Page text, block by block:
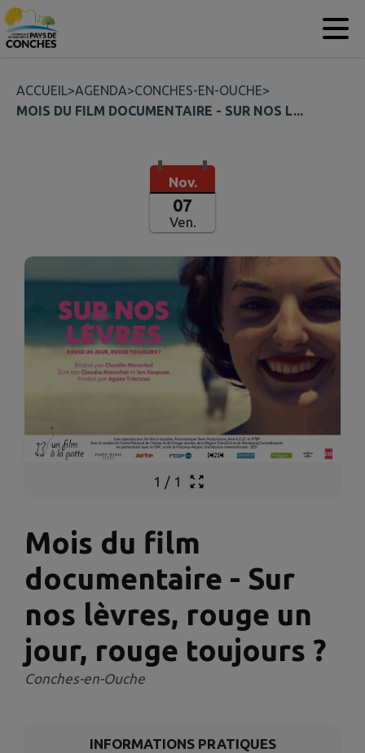
Contenu
ACCUEIL>AGENDA>CONCHES-EN-OUCHE>
MOIS DU FILM DOCUMENTAIRE - SUR NOS L...
Nov.
07
Ven.
1 / 1
Mois du film
documentaire - Sur
nos lèvres, rouge un
jour, rouge toujours ?
Conches-en-Ouche
INFORMATIONS PRATIQUES